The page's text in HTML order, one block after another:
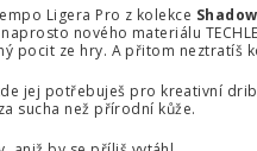
Ligera Pro z kolekce
nového materiálu
pocit ze hry. A přitom neztratíš
kde jej potřebuješ pro kreativní
sucha než přírodní kůže.